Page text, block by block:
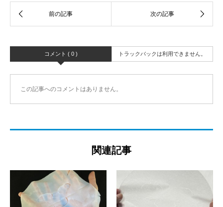
コメント ( 0 ) トラックバックは利用できません。
この記事へのコメントはありません。
関連記事